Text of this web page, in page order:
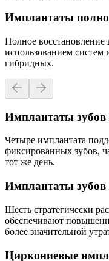
Имплантаты
Полное
использованием
гибридных.
Имплантаты зубов
Четыре имплантата
фиксированных зубов,
тот же день.
Имплантаты зубов
Шесть стратегически
обеспечивают
более значительной
Циркониевые